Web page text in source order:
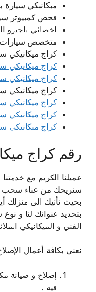
مبكانبكي سيارة
فحص كمبيوتر
اخصائي باجيرو
متخصص سيارات
كراج ميكانيكي
كراج ميكانيكي
كراج ميكانيكي
كراج ميكانيكي
كراج ميكانيكي
كراج ميكانيكي
كراج ميكانيكي
رقم كراج
عميلنا الكريم مع
سنريحك من عناء سحب
بحيث نأتيك الى منزلك
بتحديد عنوانك لنا و
الفني و الميكانيكي
نعنى بكافة أعمال
إصلاح و صيانة
فيه .